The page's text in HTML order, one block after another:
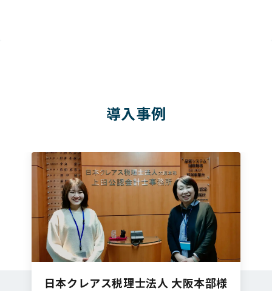
導入事例
日本クレアス税理士法人 大阪本部様